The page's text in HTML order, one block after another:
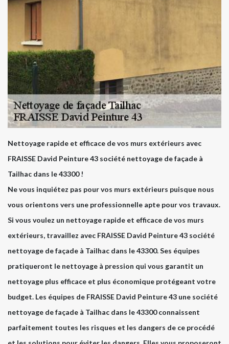
Nettoyage rapide et efficace de vos murs extérieurs avec
FRAISSE David Peinture 43 société nettoyage de façade à
Tailhac dans le 43300 !
Ne vous inquiétez pas pour vos murs extérieurs puisque nous
vous orientons vers une professionnelle apte pour vos travaux.
Si vous voulez un nettoyage rapide et efficace de vos murs
extérieurs, travaillez avec FRAISSE David Peinture 43 société
nettoyage de façade à Tailhac dans le 43300. Ses équipes
pratiqueront le nettoyage à pression qui vous garantit un
nettoyage plus efficace et plus économique protégeant votre
budget. Les équipes de FRAISSE David Peinture 43 une société
nettoyage de façade à Tailhac dans le 43300 connaissent
parfaitement toutes les risques et les dangers de ce procédé